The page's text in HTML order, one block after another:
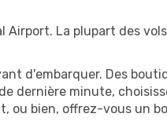
La plupart des
d'embarquer. Des
dernière minute,
ou bien, offrez-vous un